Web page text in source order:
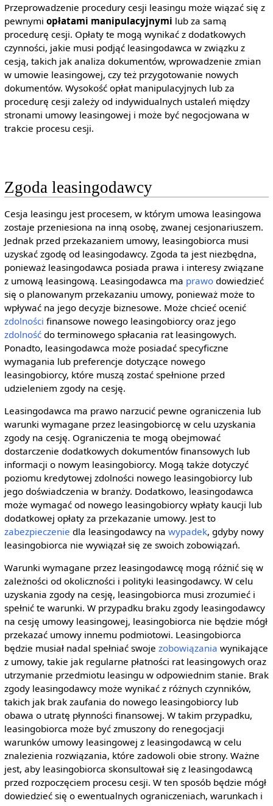
Przeprowadzenie procedury cesji leasingu może wiązać się z
pewnymi opłatami manipulacyjnymi lub za samą
procedurę cesji. Opłaty te mogą wynikać z dodatkowych
czynności, jakie musi podjąć leasingodawca w związku z
cesją, takich jak analiza dokumentów, wprowadzenie zmian
w umowie leasingowej, czy też przygotowanie nowych
dokumentów. Wysokość opłat manipulacyjnych lub za
procedurę cesji zależy od indywidualnych ustaleń między
stronami umowy leasingowej i może być negocjowana w
trakcie procesu cesji.
Zgoda leasingodawcy
Cesja leasingu jest procesem, w którym umowa leasingowa
zostaje przeniesiona na inną osobę, zwanej cesjonariuszem.
Jednak przed przekazaniem umowy, leasingobiorca musi
uzyskać zgodę od leasingodawcy. Zgoda ta jest niezbędna,
ponieważ leasingodawca posiada prawa i interesy związane
z umową leasingową. Leasingodawca ma prawodowiedzieć
się o planowanym przekazaniu umowy, ponieważ może to
wpływać na jego decyzje biznesowe. Może chcieć ocenić
zdolności finansowe nowego leasingobiorcy oraz jego
zdolnośćdo terminowego spłacania rat leasingowych.
Ponadto, leasingodawca może posiadać specyficzne
wymagania lub preferencje dotyczące nowego
leasingobiorcy, które muszą zostać spełnione przed
udzieleniem zgody na cesję.
Leasingodawca ma prawo narzucić pewne ograniczenia lub
warunki wymagane przez leasingobiorcę w celu uzyskania
zgody na cesję. Ograniczenia te mogą obejmować
dostarczenie dodatkowych dokumentów finansowych lub
informacji o nowym leasingobiorcy. Mogą także dotyczyć
poziomu kredytowej zdolności nowego leasingobiorcy lub
jego doświadczenia w branży. Dodatkowo, leasingodawca
może wymagać od nowego leasingobiorcy wpłaty kaucji lub
dodatkowej opłaty za przekazanie umowy. Jest to
zabezpieczenie dla leasingodawcy na wypadek, gdyby nowy
leasingobiorca nie wywiązał się ze swoich zobowiązań.
Warunki wymagane przez leasingodawcę mogą różnić się w
zależności od okoliczności i polityki leasingodawcy. W celu
uzyskania zgody na cesję, leasingobiorca musi zrozumieć i
spełnić te warunki. W przypadku braku zgody leasingodawcy
na cesję umowy leasingowej, leasingobiorca nie będzie mógł
przekazać umowy innemu podmiotowi. Leasingobiorca
będzie musiał nadal spełniać swoje zobowiązania wynikające
z umowy, takie jak regularne płatności rat leasingowych oraz
utrzymanie przedmiotu leasingu w odpowiednim stanie. Brak
zgody leasingodawcy może wynikać z różnych czynników,
takich jak brak zaufania do nowego leasingobiorcy lub
obawa o utratę płynności finansowej. W takim przypadku,
leasingobiorca może być zmuszony do renegocjacji
warunków umowy leasingowej z leasingodawcą w celu
znalezienia rozwiązania, które zadowoli obie strony. Ważne
jest, aby leasingobiorca skonsultował się z leasingodawcą
przed rozpoczęciem procesu cesji. W ten sposób będzie mógł
dowiedzieć się o ewentualnych ograniczeniach, warunkach i